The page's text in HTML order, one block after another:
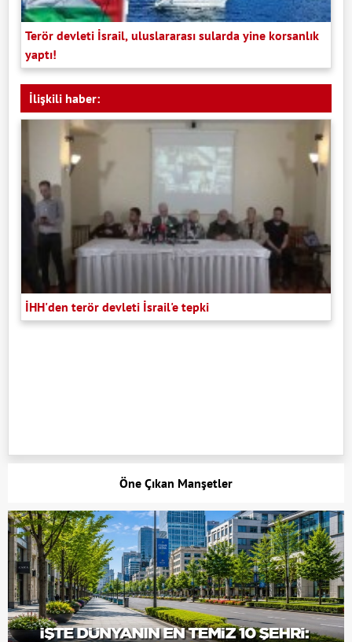
Terör devleti İsrail, uluslararası sularda yine korsanlık
yaptı!
İlişkili haber:
İHH'den terör devleti İsrail'e tepki
Öne Çıkan Manşetler